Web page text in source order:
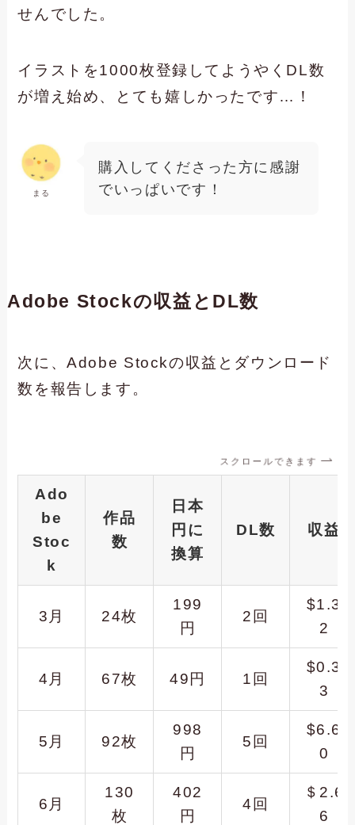
せんでした。
イラストを1000枚登録してようやくDL数
が増え始め、とても嬉しかったです…！
まる
購入してくださった方に感謝
でいっぱいです！
Adobe Stockの収益とDL数
次に、Adobe Stockの収益とダウンロード
数を報告します。
スクロールできます
Ado
be
Stoc
k
作品
数
日本
円に
換算
DL数 収益
3月 24枚
199
円
2回
$1.3
2
4月 67枚 49円 1回
$0.3
3
5月 92枚
998
円
5回
$6.6
0
6月
130
枚
402
円
4回
＄2.6
6